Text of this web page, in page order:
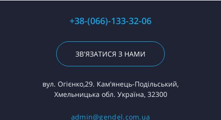
+38-(066)-133-32-06
ЗВ'ЯЗАТИСЯ З НАМИ
вул. Огієнко,29. Кам'янець-Подільський,
Хмельницька обл. Україна, 32300
admin@gendel.com.ua